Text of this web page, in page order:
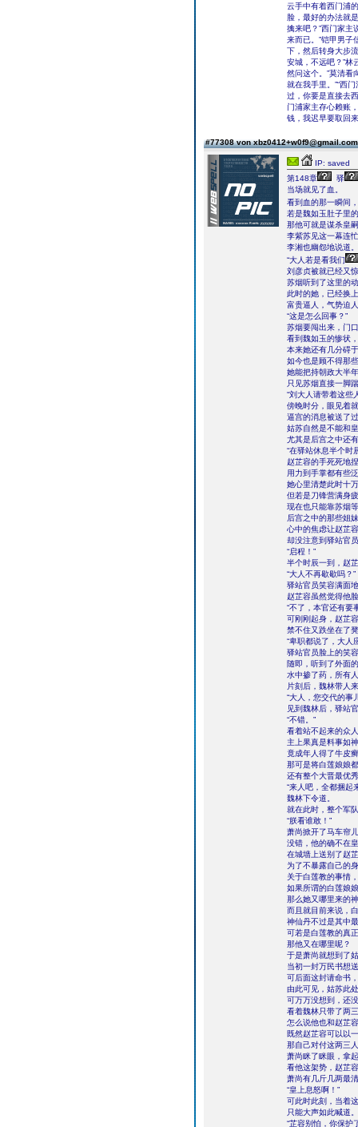
云手中有着西门浦
脸，最好的办法就
擒来吧？”西门家主
来而已。”铠甲男子
下，然后转身大步
安城，不远吧？”林
然问这个。”莫清看
就在我手里。”“西
过，你要是直接去
门浦家主存心赖账
钱，我迟早要取回
#77308 von
IP: saved
第148章
驿
当场就见了血。
看到血的那一瞬间
若是魏如玉肚子里
那他可就是谋杀皇
李紫苏见这一幕连
李湘也幽怨地说道。
“大人若是看我们
刘彦贞被就已经又
苏烟听到了这里的
此时的她，已经换
富贵逼人，气势迫
“这是怎么回事？”
苏烟要闯出来，门
看到魏如玉的惨状
本来她还有几分碍
如今也是顾不得那
她能把持朝政大半
只见苏烟直接一脚
“刘大人请带着这些
傍晚时分，眼见着
逼宫的消息被送了
姑苏自然是不能和
尤其是后宫之中还
“在驿站休息半个时
赵芷容的手死死地
用力到手掌都有些
她心里清楚此时十
但若是刀锋营满身
现在也只能靠苏烟
后宫之中的那些姐
心中的焦虑让赵芷
却没注意到驿站官
“启程！”
半个时辰一到，赵
“大人不再歇歇吗？”
驿站官员笑容满面
赵芷容虽然觉得他
“不了，本官还有要
可刚刚起身，赵芷
禁不住又跌坐在了
“卑职都说了，大人
驿站官员脸上的笑
随即，听到了外面
水中掺了药，所有
片刻后，魏林带人
“大人，您交代的事
见到魏林后，驿站
“不错。”
看着站不起来的众
主上果真是料事如
竟成年人得了牛皮
那可是将白莲娘娘
还有整个大晋最优
“来人吧，全都捆起
魏林下令道。
就在此时，整个军
“朕看谁敢！”
萧尚掀开了马车帘
没错，他的确不在
在城墙上送别了赵
为了不暴露自己的
关于白莲教的事情
如果所谓的白莲娘
那么她又哪里来的
而且就目前来说，
神仙丹不过是其中
可若是白莲教的真
那他又在哪里呢？
于是萧尚就想到了
当初一封万民书想
可后面这封请命书
由此可见，姑苏此
可万万没想到，还
看着魏林只带了两
怎么说他也和赵芷
既然赵芷容可以以
那自己对付这两三
萧尚眯了眯眼，拿
看他这架势，赵芷
萧尚有几斤几两最
“皇上息怒啊！”
可此时此刻，当着
只能大声如此喊道。
“芷容别怕，你保护